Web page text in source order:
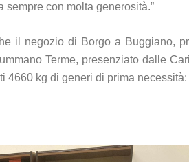
con molta generosità.”
il negozio di Borgo a Buggiano,
Terme, presenziato dalle
4660 kg di generi di prima